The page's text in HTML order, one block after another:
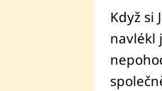
Když si
navlékl